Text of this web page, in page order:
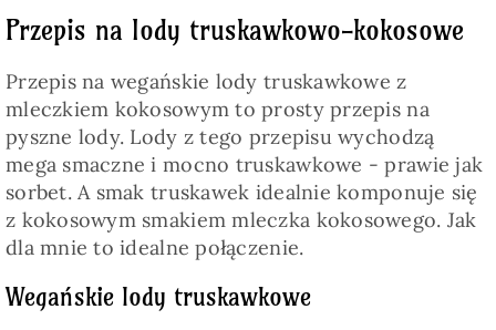
Przepis na lody truskawkowo-kokosowe
Przepis na wegańskie lody truskawkowe z
mleczkiem kokosowym to prosty przepis na
pyszne lody. Lody z tego przepisu wychodzą
mega smaczne i mocno truskawkowe - prawie jak
sorbet. A smak truskawek idealnie komponuje się
z kokosowym smakiem mleczka kokosowego. Jak
dla mnie to idealne połączenie.
Wegańskie lody truskawkowe